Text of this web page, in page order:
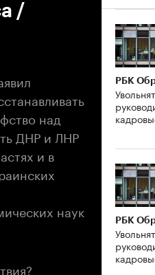
/
над
ДНР и ЛНР
и в
наук
РБК
РБК